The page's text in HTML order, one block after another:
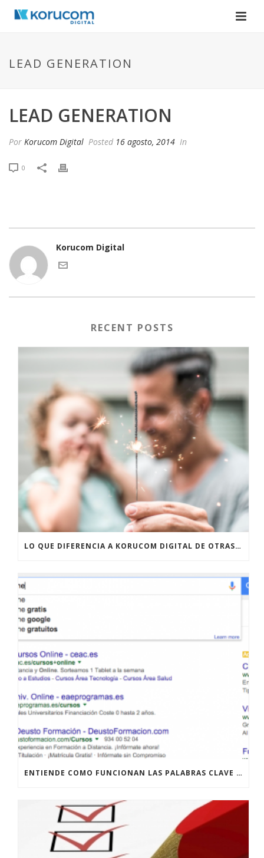
LEAD GENERATION
LEAD GENERATION
Por Korucom Digital Posted 16 agosto, 2014 In
0
Korucom Digital
RECENT POSTS
LO QUE DIFERENCIA A KORUCOM DIGITAL DE OTRAS AGENCIAS DE MARKETING ONLINE
ENTIENDE COMO FUNCIONAN LAS PALABRAS CLAVE LONG TAIL